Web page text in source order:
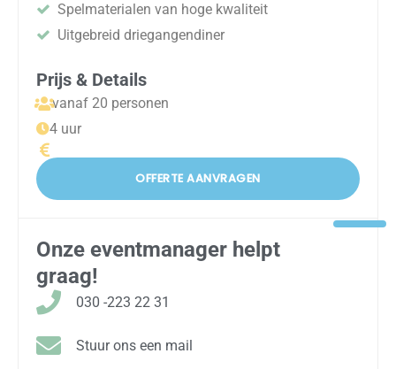
Spelmaterialen van hoge kwaliteit
Uitgebreid driegangendiner
Prijs & Details
vanaf 20 personen
4 uur
OFFERTE AANVRAGEN
Onze eventmanager helpt
graag!
030 -223 22 31
Stuur ons een mail